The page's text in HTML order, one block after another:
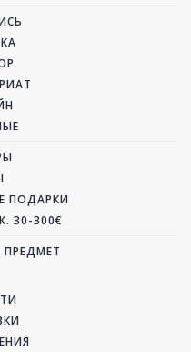
ПОДАРКИ
30-300€